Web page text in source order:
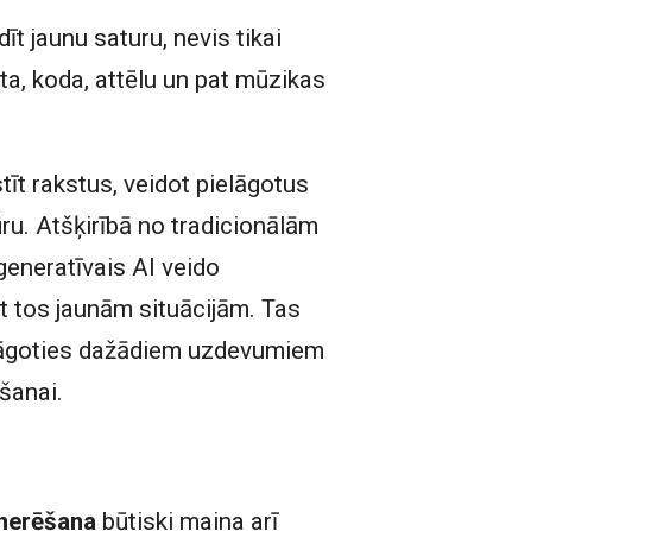
jaunu saturu, nevis tikai
koda, attēlu un pat mūzikas
rakstus, veidot pielāgotus
Atšķirībā no tradicionālām
AI veido
tos jaunām situācijām. Tas
dažādiem uzdevumiem
būtiski maina arī